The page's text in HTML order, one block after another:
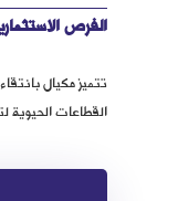
الفرص
تتميز مكيال
القطاعات الحيوية